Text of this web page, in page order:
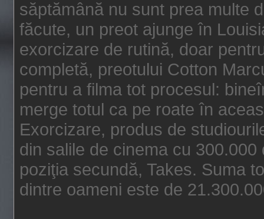
săptămână nu sunt prea multe
făcute, un preot ajunge în
exorcizare de rutină, doar
completă, preotului Cotton
pentru a filma tot procesul:
merge totul ca pe roate în
Exorcizare, produs de
din salile de cinema cu
poziţia secundă, Takes. Suma
dintre oameni este de